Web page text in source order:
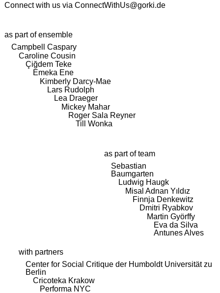
Connect with us via ConnectWithUs@gorki.de
as part of ensemble
Campbell Caspary
Caroline Cousin
Çiğdem Teke
Emeka Ene
Kimberly Darcy-Mae
Lars Rudolph
Lea Draeger
Mickey Mahar
Roger Sala Reyner
Till Wonka
as part of team
Sebastian
Baumgarten
Ludwig Haugk
Misal Adnan Yıldız
Finnja Denkewitz
Dmitri Ryabkov
Martin Györffy
Eva da Silva
Antunes Alves
with partners
Center for Social Critique der Humboldt Universität zu
Berlin
Cricoteka Krakow
Performa NYC